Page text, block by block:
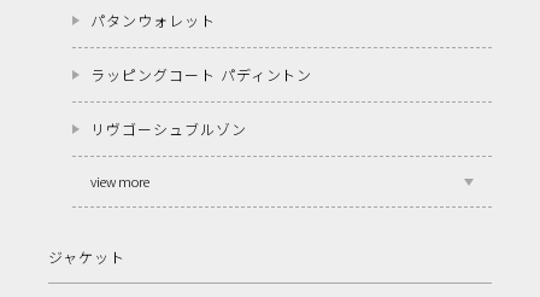
パタンウォレット
ラッピングコート パディントン
リヴゴーシュブルゾン
view more
ジャケット